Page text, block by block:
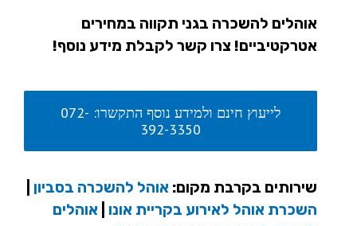
אוהלים להשכרה בגני תקווה במחירים
אטרקטיביים! צרו קשר לקבלת מידע נוסף!
לייעוץ חינם ולמידע נוסף התקשרו: 072-
392-3350
שירותים בקרבת מקום: אוהל להשכרה בסביון
השכרת אוהל לאירוע בקריית אונו
אוהלים